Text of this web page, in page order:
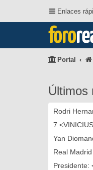
Enlaces
foro
Portal
Últimos
Rodri
7
Yan
Real
Presidente: